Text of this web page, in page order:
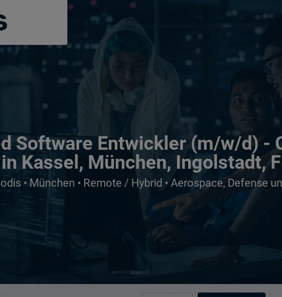
Software Entwickler (m/w/d) -
in Kassel, München, Ingolstadt,
• München • Remote / Hybrid • Aerospace, Defense